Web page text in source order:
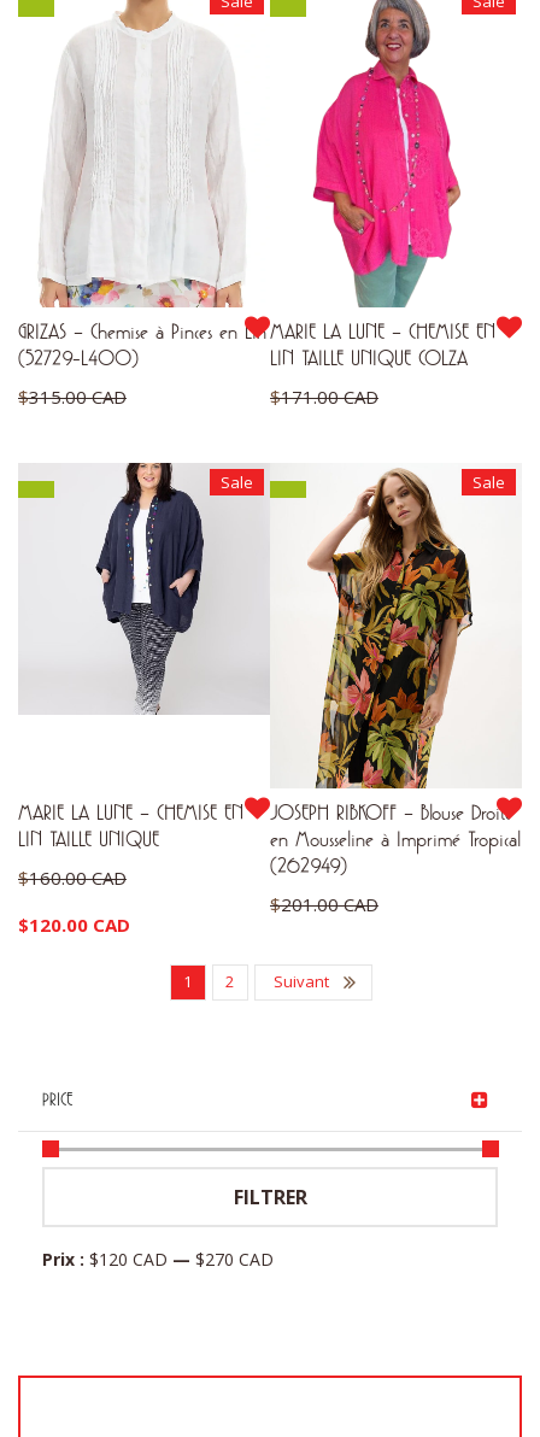
était :
$315.00 CAD.
actuel
est :
$189.00 CAD.
était :
$255.00 CAD.
actuel
est :
$153.00 CAD.
GRIZAS – Chemise à Pinces en Lin
(52729-L400)
$315.00 CAD
initial
était :
$315.00 CAD.
prix
actuel
est :
$236.25 CAD.
MARIE LA LUNE – CHEMISE EN
LIN TAILLE UNIQUE COLZA
$171.00 CAD
initial
était :
$171.00 CAD.
prix
actuel
est :
$128.25 CAD.
Sale
MARIE LA LUNE – CHEMISE EN
LIN TAILLE UNIQUE
$160.00 CAD
était :
$120.00 CAD
prix
actuel
Sale
JOSEPH RIBKOFF – Blouse Droite
en Mousseline à Imprimé Tropical
(262949)
$201.00 CAD
$150.75 CAD.
1 2 Suivant
PRICE
FILTRER
Prix : $120 CAD — $270 CAD